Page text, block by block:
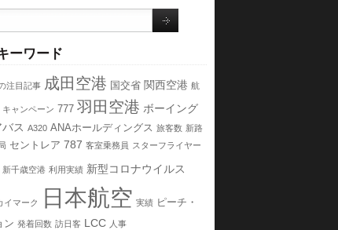
ーワード
注目記事 成田空港 国交省 関西空港 航
キャンペーン 777 羽田空港 ボーイング
ス A320 ANAホールディングス 旅客数 新路
セントレア 787 客室乗務員 スターフライヤー
新千歳空港 利用実績 新型コロナウイルス
イマーク 日本航空 実績 ピーチ・
ン 発着回数 訪日客 LCC 人事